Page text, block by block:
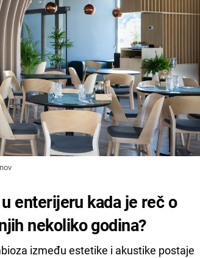
enterijeru kada je reč o
nekoliko godina?
između estetike i akustike postaje